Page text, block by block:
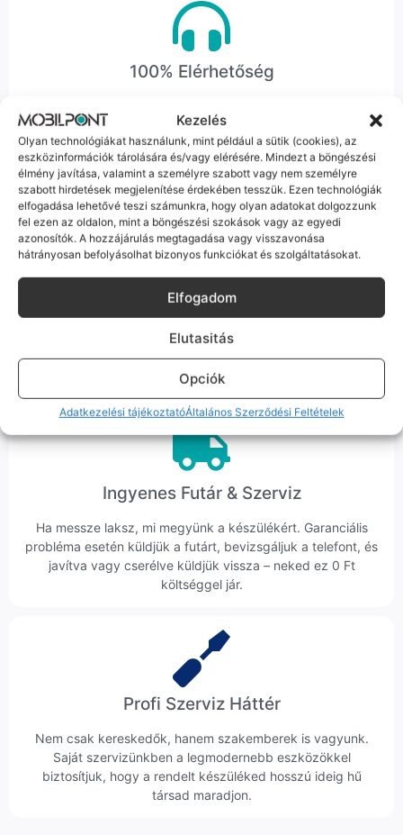
Kezelés
Olyan technológiákat használunk, mint például a sütik (cookies), az
eszközinformációk tárolására és/vagy elérésére. Mindezt a böngészési
élmény javítása, valamint a személyre szabott vagy nem személyre
szabott hirdetések megjelenítése érdekében tesszük. Ezen technológiák
elfogadása lehetővé teszi számunkra, hogy olyan adatokat dolgozzunk
fel ezen az oldalon, mint a böngészési szokások vagy az egyedi
azonosítók. A hozzájárulás megtagadása vagy visszavonása
hátrányosan befolyásolhat bizonyos funkciókat és szolgáltatásokat.
Elfogadom
Elutasitás
Opciók
Adatkezelési tájékoztatóÁltalános Szerződési Feltételek
100% Elérhetőség
Nem egy arctalan webshop vagyunk: ha kérdésed van, élő
ember veszi fel a telefont, és személyesen is megtalálsz
minket Szegeden.
Korrekt Ügyintézés
Hibázni emberi dolog, de a felelősségvállalás nálunk alap.
Ha ritkán előfordul egy hiba, nem kifogásokat keresünk,
hanem megoldást. Szakértő kollégáink azonnal kézbe
veszik az ügyedet.
Ingyenes Futár & Szerviz
Ha messze laksz, mi megyünk a készülékért. Garanciális
probléma esetén küldjük a futárt, bevizsgáljuk a telefont, és
javítva vagy cserélve küldjük vissza – neked ez 0 Ft
költséggel jár.
Profi Szerviz Háttér
Nem csak kereskedők, hanem szakemberek is vagyunk.
Saját szervizünkben a legmodernebb eszközökkel
biztosítjuk, hogy a rendelt készüléked hosszú ideig hű
társad maradjon.